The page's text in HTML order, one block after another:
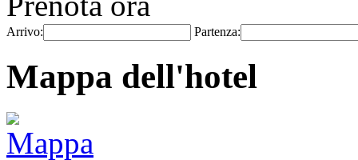
Arrivo: Partenza:
Mappa dell'hotel